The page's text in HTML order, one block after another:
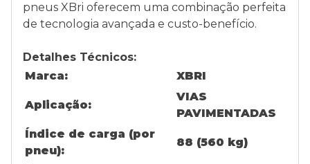
pneus XBri oferecem uma combinação perfeita
de tecnologia avançada e custo-benefício.
Detalhes Técnicos:
Marca:
XBRI
Aplicação:
VIAS
PAVIMENTADAS
Índice de carga (por
pneu):
88 (560 kg)